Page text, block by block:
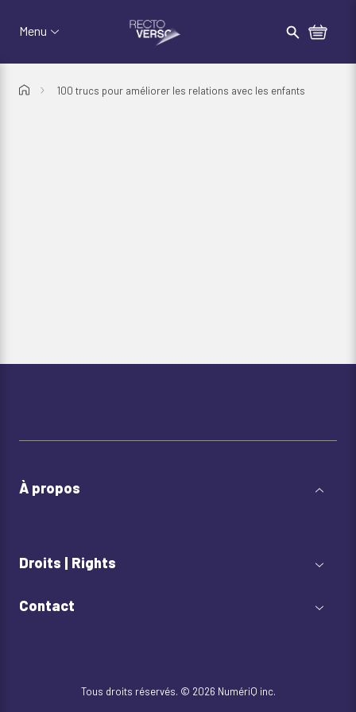
Recto-Verso
Menu Rechercher
100 trucs pour améliorer les relations avec les enfants
À propos
Droits | Rights
Contact
Tous droits réservés. © 2026 NumériQ inc.